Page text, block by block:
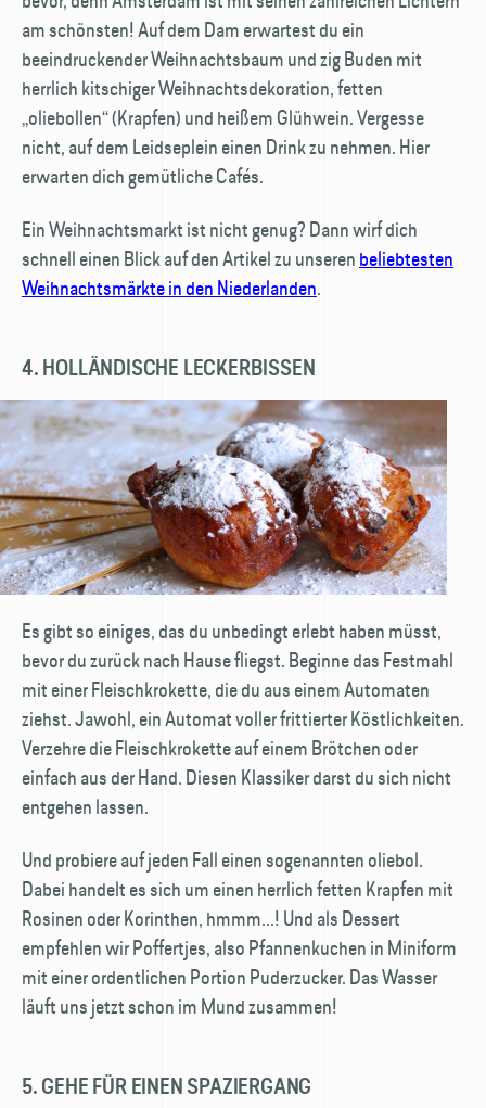
am schönsten! Auf dem Dam erwartest du ein
beeindruckender Weihnachtsbaum und zig Buden mit
herrlich kitschiger Weihnachts­dekoration, fetten
„oliebollen“ (Krapfen) und heißem Glühwein. Vergesse
nicht, auf dem Leidseplein einen Drink zu nehmen. Hier
erwarten dich gemütliche Cafés.
Ein Weihnachtsmarkt ist nicht genug? Dann wirf dich
schnell einen Blick auf den Artikel zu unseren beliebtesten
Weihnachtsmärkte in den Niederlanden.
4. HOLLÄNDISCHE LECKERBISSEN
Es gibt so einiges, das du unbedingt erlebt haben müsst,
bevor du zurück nach Hause fliegst. Beginne das Festmahl
mit einer Fleischkrokette, die du aus einem Automaten
ziehst. Jawohl, ein Automat voller frittierter Köstlichkeiten.
Verzehre die Fleischkrokette auf einem Brötchen oder
einfach aus der Hand. Diesen Klassiker darst du sich nicht
entgehen lassen.
Und probiere auf jeden Fall einen sogenannten oliebol.
Dabei handelt es sich um einen herrlich fetten Krapfen mit
Rosinen oder Korinthen, hmmm...! Und als Dessert
empfehlen wir Poffertjes, also Pfannenkuchen in Miniform
mit einer ordentlichen Portion Puderzucker. Das Wasser
läuft uns jetzt schon im Mund zusammen!
5. GEHE FÜR EINEN SPAZIERGANG